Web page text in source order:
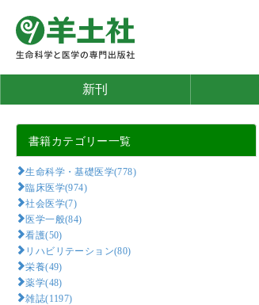
新刊
書籍カテゴリー一覧
生命科学・基礎医学(778)
臨床医学(974)
社会医学(7)
医学一般(84)
看護(50)
リハビリテーション(80)
栄養(49)
薬学(48)
雑誌(1197)